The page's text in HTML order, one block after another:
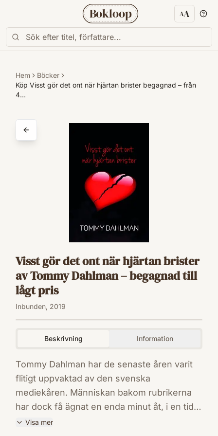
Bokloop AA
Hem
Böcker
Köp Visst gör det ont när hjärtan brister begagnad – från
4…
Visst gör det ont när hjärtan brister
av Tommy Dahlman – begagnad till
lågt pris
Inbunden, 2019
Beskrivning Information
Tommy Dahlman har de senaste åren varit
flitigt uppvaktad av den svenska
mediekåren. Människan bakom rubrikerna
har dock få ägnat en enda minut åt, i en tid
som varit milt uttryckt omtumlande. Han
Visa mer